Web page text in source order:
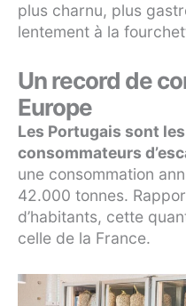
plus charnu, plus
lentement à la
Un record de
Europe
Les Portugais sont
consommateurs
une consommation
42.000 tonnes.
d’habitants, cette
celle de la France.